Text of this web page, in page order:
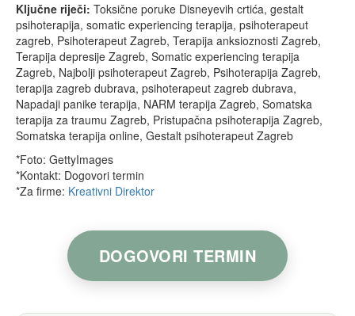
Ključne riječi: Toksične poruke Disneyevih crtića, gestalt
psihoterapija, somatic experiencing terapija, psihoterapeut
zagreb, Psihoterapeut Zagreb, Terapija anksioznosti Zagreb,
Terapija depresije Zagreb, Somatic experiencing terapija
Zagreb, Najbolji psihoterapeut Zagreb, Psihoterapija Zagreb,
terapija zagreb dubrava, psihoterapeut zagreb dubrava,
Napadaji panike terapija, NARM terapija Zagreb, Somatska
terapija za traumu Zagreb, Pristupačna psihoterapija Zagreb,
Somatska terapija online, Gestalt psihoterapeut Zagreb
*Foto: GettyImages
*Kontakt: Dogovori termin
*Za firme: Kreativni Direktor
DOGOVORI TERMIN